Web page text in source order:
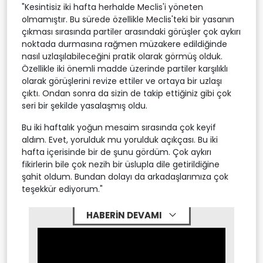
"Kesintisiz iki hafta herhalde Meclis'i yöneten
olmamıştır. Bu sürede özellikle Meclis'teki bir yasanın
çıkması sırasında partiler arasındaki görüşler çok aykırı
noktada durmasına rağmen müzakere edildiğinde
nasıl uzlaşılabileceğini pratik olarak görmüş olduk.
Özellikle iki önemli madde üzerinde partiler karşılıklı
olarak görüşlerini revize ettiler ve ortaya bir uzlaşı
çıktı. Ondan sonra da sizin de takip ettiğiniz gibi çok
seri bir şekilde yasalaşmış oldu.
Bu iki haftalık yoğun mesaim sırasında çok keyif
aldım. Evet, yorulduk mu yorulduk açıkçası. Bu iki
hafta içerisinde bir de şunu gördüm. Çok aykırı
fikirlerin bile çok nezih bir üslupla dile getirildiğine
şahit oldum. Bundan dolayı da arkadaşlarımıza çok
teşekkür ediyorum."
HABERİN DEVAMI